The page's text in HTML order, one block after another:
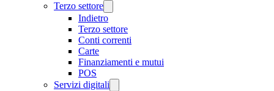
Terzo settore
Indietro
Terzo settore
Conti correnti
Carte
Finanziamenti e mutui
POS
Servizi digitali